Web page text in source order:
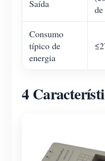
Saída
Consumo
típico de
energia
4